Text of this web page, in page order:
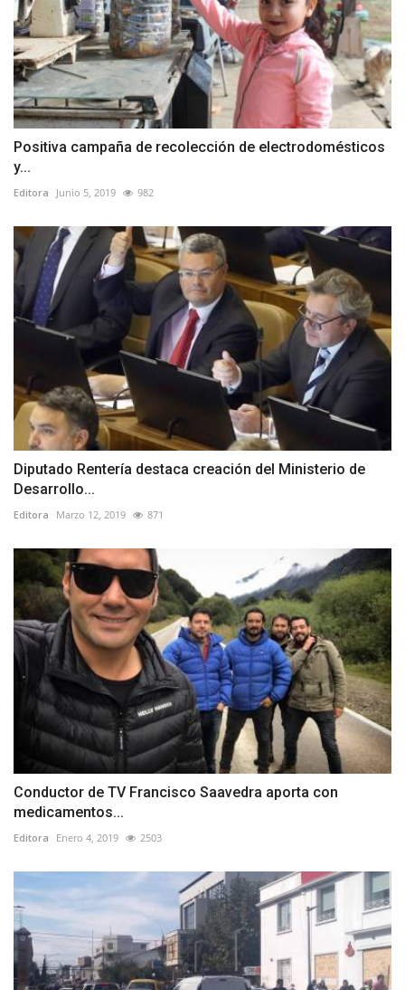
Positiva campaña de recolección de electrodomésticos
y...
Editora Junio 5, 2019 982
Diputado Rentería destaca creación del Ministerio de
Desarrollo...
Editora Marzo 12, 2019 871
Conductor de TV Francisco Saavedra aporta con
medicamentos...
Editora Enero 4, 2019 2503